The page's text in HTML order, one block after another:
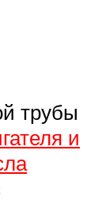
трубы
и